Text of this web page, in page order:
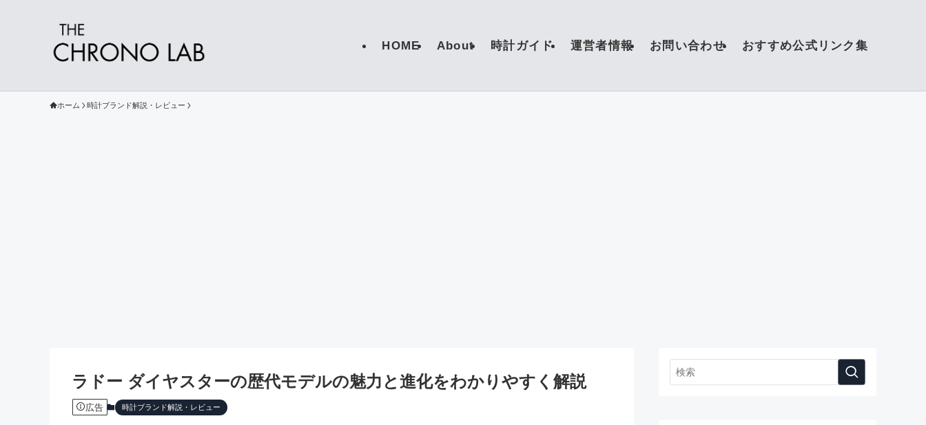
HOME About 時計ガイド 運営者情報 お問い合わせ おすすめ公式リンク集
ホーム 時計ブランド解説・レビュー
ラドー ダイヤスターの歴代モデルの魅力と進化をわかりやすく解説
広告 時計ブランド解説・レビュー